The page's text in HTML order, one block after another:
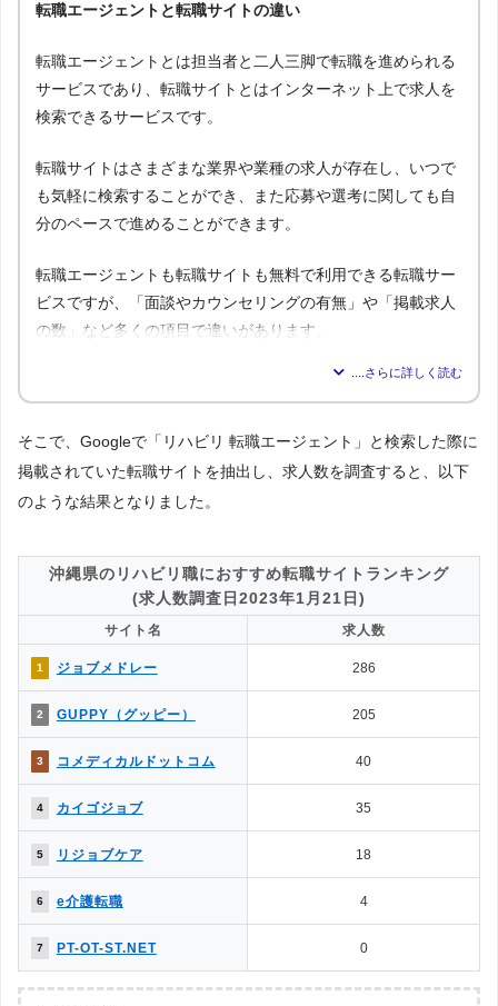
転職エージェントと転職サイトの違い
転職エージェントとは担当者と二人三脚で転職を進められる
サービスであり、転職サイトとはインターネット上で求人を
検索できるサービスです。
転職サイトはさまざまな業界や業種の求人が存在し、いつで
も気軽に検索することができ、また応募や選考に関しても自
分のペースで進めることができます。
転職エージェントも転職サイトも無料で利用できる転職サー
ビスですが、「面談やカウンセリングの有無」や「掲載求人
の数」など多くの項目で違いがあります。
ント
1.気軽に利用できるのはどっち？
→解説1
△ ◯
2.面談・カウンセリングの有無は？ ◯ ✕
3.掲載求人数はどっちが多い？
◯ △
5.一度に複数の求人に応募できる？
◯
6.企業やヘッドハンターからスカウトはある？ △ ◯
7.企業情報を詳しく知れるのは？
→解説4
8.応募書類の添削や面接対策はある？
9.日程調整や年収交渉など企業やりとりは？
10.内定をもらいやすいのは？
→解説5
11.退職サポートや転職後のサポートは？ △ ✕
［解説1］転職エージェントは、転職エージェント経由での応募になる
ため、転職エージェント側とのやりとりが必要になるなど多少の制限が
生じます。反面、転職サイトは自身で応募するため制約がなく、気軽に
利用することができます。
そこで、Googleで「リハビリ 転職エージェント」と検索した際に
掲載されていた転職サイトを抽出し、求人数を調査すると、以下
のような結果となりました。
沖縄県のリハビリ職におすすめ転職サイトランキング
(求人数調査日2023年1月21日)
サイト名 求人数
1 ジョブメドレー 286
2 GUPPY（グッピー） 205
3 コメディカルドットコム 40
4 カイゴジョブ 35
5 リジョブケア 18
6 e介護転職 4
7 PT-OT-ST.NET 0